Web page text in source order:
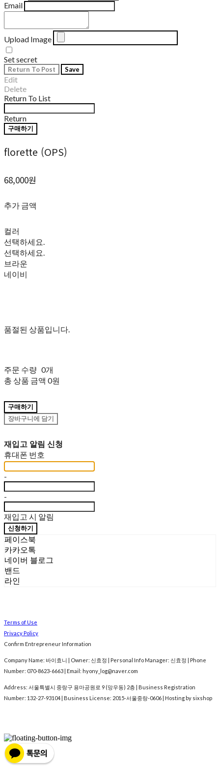
Email
Upload Image
Set secret
Return To Post Save
Edit
Delete
Return To List
Return
구매하기
florette (OPS)
68,000원
추가 금액
컬러
선택하세요.
선택하세요.
브라운
네이비
품절된 상품입니다.
주문 수량 0개
총 상품 금액 0원
구매하기
장바구니에 담기
재입고 알림 신청
휴대폰 번호
-
-
재입고 시 알림
신청하기
페이스북
카카오톡
네이버 블로그
밴드
라인
Terms of Use
Privacy Policy
Confirm Entrepreneur Information
Company Name: 바이효니 | Owner: 신효정 | Personal Info Manager: 신효정 | Phone
Number: 070-8623-6663 | Email: hyony_log@naver.com
Address: 서울특별시 중랑구 용마공원로 9 (망우동) 2층 | Business Registration
Number: 132-27-93104 | Business License: 2015-서울중랑-0606 | Hosting by sixshop